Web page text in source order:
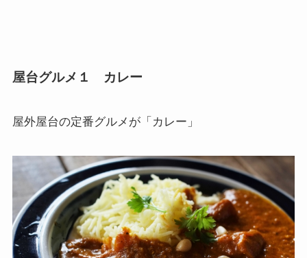
屋台グルメ１ カレー
屋外屋台の定番グルメが「 カレー 」